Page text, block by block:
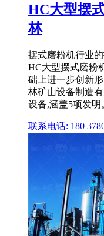
HC大型摆
林
摆式磨粉机行业
HC大型摆式磨粉
础上进一步创新
林矿山设备制造
设备,涵盖5项发明
联系电话: 180